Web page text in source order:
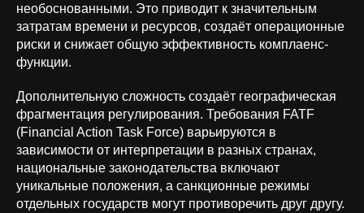
необоснованными. Это приводит к значительным
затратам времени и ресурсов, создаёт операционные
риски и снижает общую эффективность комплаенс-
функции.
Дополнительную сложность создаёт географическая
фрагментация регулирования. Требования FATF
(Financial Action Task Force) варьируются в
зависимости от интерпретации в разных странах,
национальные законодательства включают
уникальные положения, а санкционные режимы
отдельных государств могут противоречить друг другу.